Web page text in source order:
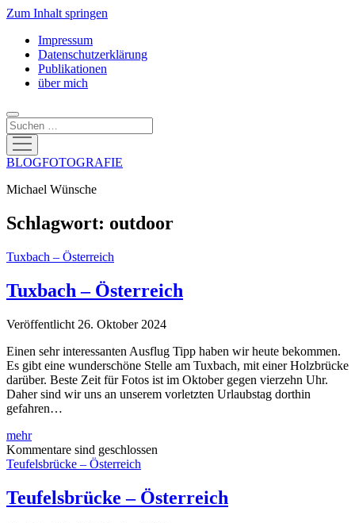
Zum Inhalt springen
Impressum
Datenschutzerklärung
Publikationen
über mich
Suchen
Menü
öffnen
BLOGFOTOGRAFIE
Michael Wünsche
Schlagwort: outdoor
Tuxbach – Österreich
Tuxbach – Österreich
Veröffentlicht 26. Oktober 2024
Einen sehr interessanten Ausflug Tipp haben wir heute bekommen.
Es gibt eine wunderschöne Stelle am Tuxbach, mit einer Holzbrücke
darüber. Beste Zeit für Fotos ist im Oktober gegen vierzehn Uhr.
Daher sind wir uns an unserem vorletzten Urlaubstag dorthin
gefahren…
mehrTuxbach
–
Österreich
Kommentare sind geschlossen
Teufelsbrücke – Österreich
Teufelsbrücke – Österreich